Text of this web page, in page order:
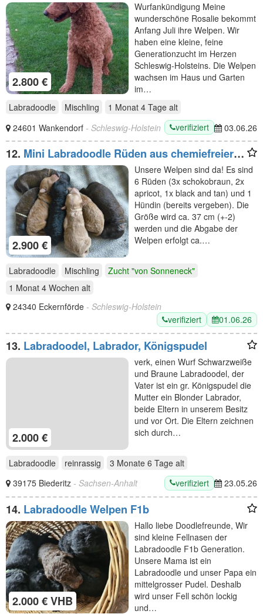
2.800 €
Wurfankündigung Meine
wunderschöne Rosalie bekommt
Anfang Juli ihre Welpen. Wir
haben eine kleine, feine
Generationzucht im Herzen
Schleswig-Holsteins. Die Welpen
wachsen im Haus und Garten
im…
Labradoodle
Mischling 1 Monat 4 Tage alt
24601 Wankendorf - Schleswig-Holstein verifiziert 03.06.26
12. Mini Labradoodle Rüden aus chemiefreier
gesunder Aufzucht mit Papieren
2.900 €
Unsere Welpen sind da! Es sind
6 Rüden (3x schokobraun, 2x
apricot, 1x black and tan) und 1
Hündin (bereits vergeben). Die
Größe wird ca. 37 cm (+-2)
werden und die Abgabe der
Welpen erfolgt ca.…
Labradoodle Mischling
Zucht "von Sonneneck"
1 Monat 4 Wochen alt
24340 Eckernförde - Schleswig-Holstein
verifiziert
01.06.26
13. Labradoodel, Labrador, Königspudel
2.000 €
verk, einen Wurf Schwarzweiße
und Braune Labradoodel, der
Vater ist ein gr. Königspudel die
Mutter ein Blonder Labrador,
beide Eltern in unserem Besitz
und vor Ort. Die Eltern zeichnen
sich durch…
Labradoodle reinrassig 3 Monate 6 Tage alt
39175 Biederitz - Sachsen-Anhalt verifiziert 23.05.26
14. Labradoodle Welpen F1b
2.000 € VHB
Hallo liebe Doodlefreunde, Wir
sind kleine Fellnasen der
Labradoodle F1b Generation.
Unsere Mama ist ein
Labradoodle und unser Papa ein
mittelgrosser Pudel. Deshalb
wird unser Fell schön lockig
und…